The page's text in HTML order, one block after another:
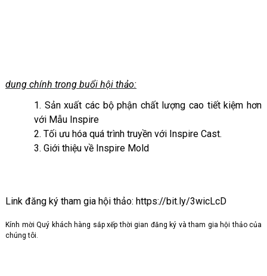
dung chính trong buổi hội thảo:
1. Sản xuất các bộ phận chất lượng cao tiết kiệm hơn
với Mẫu Inspire
2. Tối ưu hóa quá trình truyền với Inspire Cast.
3. Giới thiệu về Inspire Mold
Link đăng ký tham gia hội thảo: https://bit.ly/3wicLcD
Kính mời Quý khách hàng sắp xếp thời gian đăng ký và tham gia hội thảo của
chúng tôi.